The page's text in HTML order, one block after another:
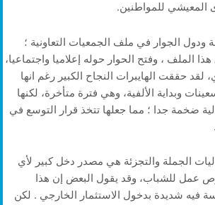
المعيشي للمواطنين.
ودول الجوار في ملف الجمعيات التعاونية ؛
الملف ، وفتح الحوار حوله إعلاميا واجتماعيا،
لقد حققت الهايبرات النجاح الكبير رغم انها
وبداية الألفية، وهي فترة متأخرة، لكنها
ضخمة جدا ؛ مما جعلها تتخذ قرار التوسع في
الجملة والتجزئة هي مصدر دخل كبير لأي
عمل للشباب، وقد يقول البعض إن هذا
فيه شديدة بدخول الاستثمار الخارجي . لكن